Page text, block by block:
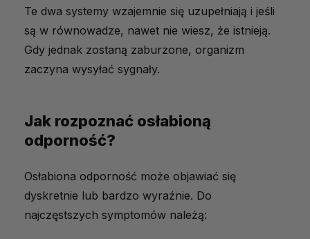
Te dwa systemy wzajemnie się uzupełniają i jeśli
są w równowadze, nawet nie wiesz, że istnieją.
Gdy jednak zostaną zaburzone, organizm
zaczyna wysyłać sygnały.
Jak rozpoznać osłabioną
odporność?
Osłabiona odporność może objawiać się
dyskretnie lub bardzo wyraźnie. Do
najczęstszych symptomów należą: